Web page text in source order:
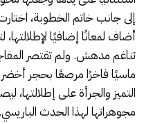
إلى جانب خاتم الخطوبة،
أضاف لمعانًا إضافيًا لإطلالتها،
تناغم مدهش. ولم تقتصر
ماسيًا فاخرًا مرصعًا بحجر
التميز والجرأة على
مجوهراتها لهذا الحدث الباريسي.